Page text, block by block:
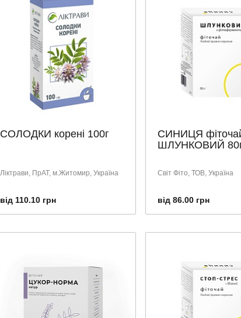
СОЛОДКИ корені 100г
Ліктрави, ПрАТ, м.Житомир, Україна
від 110.10 грн
СИНИЦЯ
ШЛУНКОВИЙ
Світ Фіто, ТОВ, Україна
від 86.00 грн